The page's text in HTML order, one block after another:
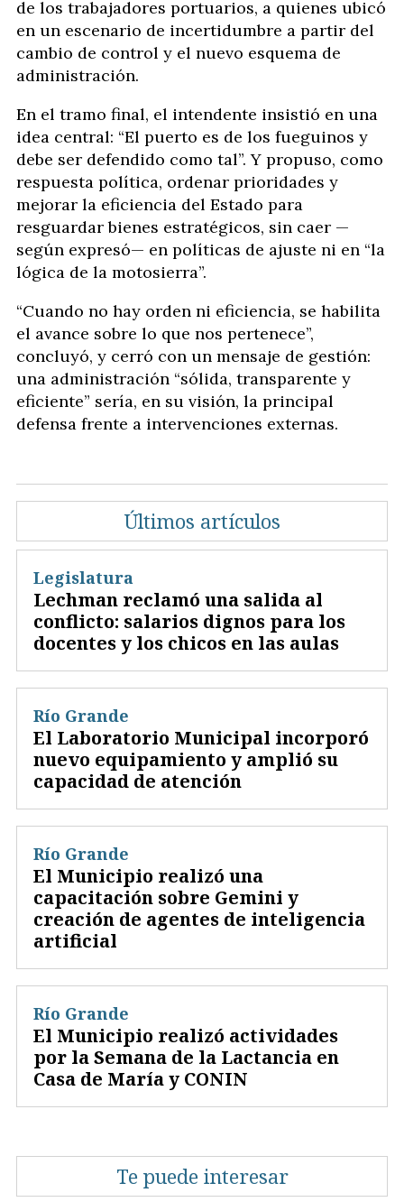
de los trabajadores portuarios, a quienes ubicó
en un escenario de incertidumbre a partir del
cambio de control y el nuevo esquema de
administración.
En el tramo final, el intendente insistió en una
idea central: “El puerto es de los fueguinos y
debe ser defendido como tal”. Y propuso, como
respuesta política, ordenar prioridades y
mejorar la eficiencia del Estado para
resguardar bienes estratégicos, sin caer —
según expresó— en políticas de ajuste ni en “la
lógica de la motosierra”.
“Cuando no hay orden ni eficiencia, se habilita
el avance sobre lo que nos pertenece”,
concluyó, y cerró con un mensaje de gestión:
una administración “sólida, transparente y
eficiente” sería, en su visión, la principal
defensa frente a intervenciones externas.
Últimos artículos
Lechman reclamó una salida al
conflicto: salarios dignos para los
docentes y los chicos en las aulas
Legislatura
El Laboratorio Municipal incorporó
nuevo equipamiento y amplió su
capacidad de atención
Río Grande
El Municipio realizó una
capacitación sobre Gemini y
creación de agentes de inteligencia
artificial
Río Grande
El Municipio realizó actividades
por la Semana de la Lactancia en
Casa de María y CONIN
Río Grande
Te puede interesar